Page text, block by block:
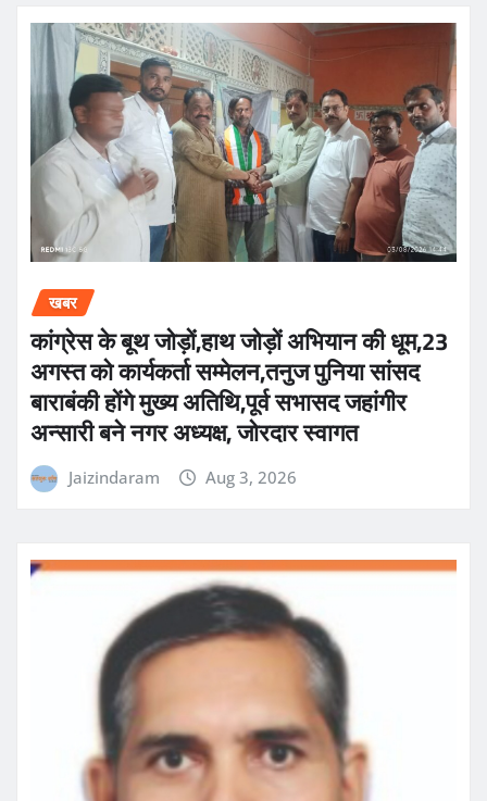
खबर
कांग्रेस के बूथ जोड़ों,हाथ जोड़ों अभियान की धूम,23
अगस्त को कार्यकर्ता सम्मेलन,तनुज पुनिया सांसद
बाराबंकी होंगे मुख्य अतिथि,पूर्व सभासद जहांगीर
अन्सारी बने नगर अध्यक्ष, जोरदार स्वागत
Jaizindaram Aug 3, 2026